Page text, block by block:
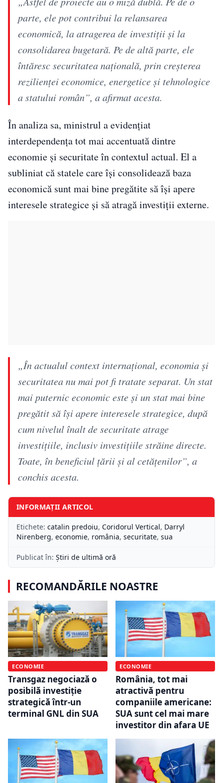
parte, ele pot contribui la relansarea
economică, la atragerea de investiții și la
consolidarea bugetară. Pe de altă parte, ele
întăresc securitatea națională, prin creșterea
rezilienței economice, energetice și tehnologice
a statului român”, a afirmat acesta.
În analiza sa, ministrul a evidențiat
interdependența tot mai accentuată dintre
economie și securitate în contextul actual. El a
subliniat că statele care își consolidează baza
economică sunt mai bine pregătite să își apere
interesele strategice și să atragă investiții externe.
„În actualul context internațional, economia și
securitatea nu mai pot fi tratate separat. Un stat
mai puternic economic este și un stat mai bine
pregătit să își apere interesele strategice, după
cum nivelul înalt de securitate atrage
investițiile, inclusiv investițiile străine directe.
Toate, în beneficiul țării și al cetățenilor”, a
conchis acesta.
INFORMAȚII ARTICOL
Etichete: catalin predoiu, Coridorul Vertical, Darryl
Nirenberg, economie, românia, securitate, sua
Publicat în: Știri de ultimă oră
RECOMANDĂRILE NOASTRE
ECONOMIE
Transgaz negociază o
posibilă investiție
strategică într-un
terminal GNL din SUA
ECONOMIE
România, tot mai
atractivă pentru
companiile americane:
SUA sunt cel mai mare
investitor din afara UE